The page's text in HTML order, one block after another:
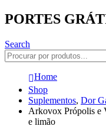
PORTES
Search
Home
Shop
Suplementos, Dor
Arkovox Própolis e
e limão